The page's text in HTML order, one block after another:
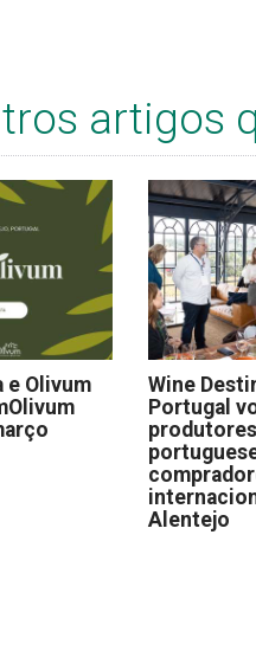
artigos
Olivum
Wine
Portugal
produtores
Alentejo